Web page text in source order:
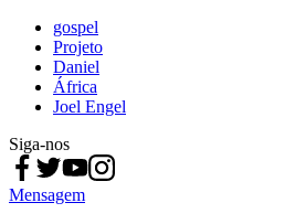
gospel
Projeto
Daniel
África
Joel Engel
Siga-nos
Mensagem